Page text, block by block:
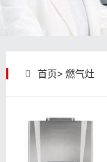
首页> 燃气灶